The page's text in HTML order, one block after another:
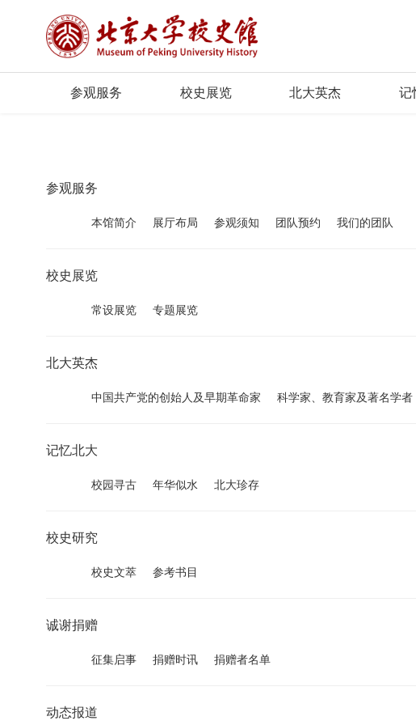
参观服务 校史展览 北大英杰 记
参观服务
本馆简介 展厅布局 参观须知 团队预约 我们的团队
校史展览
常设展览 专题展览
北大英杰
中国共产党的创始人及早期革命家 科学家、教育家及著名学者
记忆北大
校园寻古 年华似水 北大珍存
校史研究
校史文萃 参考书目
诚谢捐赠
征集启事 捐赠时讯 捐赠者名单
动态报道